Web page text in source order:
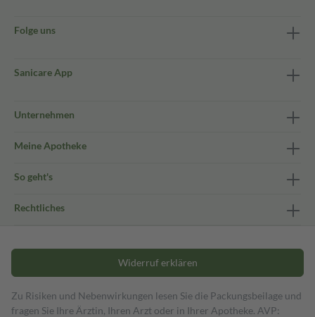
Folge uns
Sanicare App
Unternehmen
Meine Apotheke
So geht's
Rechtliches
Widerruf erklären
Zu Risiken und Nebenwirkungen lesen Sie die Packungsbeilage und
fragen Sie Ihre Ärztin, Ihren Arzt oder in Ihrer Apotheke. AVP: